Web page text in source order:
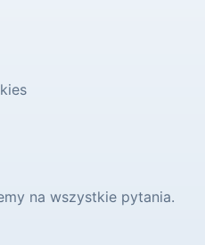
na wszystkie pytania.